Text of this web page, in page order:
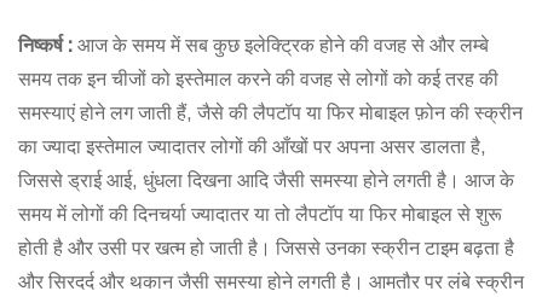
निष्कर्ष : आज के समय में सब कुछ इलेक्ट्रिक होने की वजह से और लम्बे
समय तक इन चीजों को इस्तेमाल करने की वजह से लोगों को कई तरह की
समस्याएं होने लग जाती हैं, जैसे की लैपटॉप या फिर मोबाइल फ़ोन की स्क्रीन
का ज्यादा इस्तेमाल ज्यादातर लोगों की आँखों पर अपना असर डालता है,
जिससे ड्राई आई, धुंधला दिखना आदि जैसी समस्या होने लगती है। आज के
समय में लोगों की दिनचर्या ज्यादातर या तो लैपटॉप या फिर मोबाइल से शुरू
होती है और उसी पर खत्म हो जाती है। जिससे उनका स्क्रीन टाइम बढ़ता है
और सिरदर्द और थकान जैसी समस्या होने लगती है। आमतौर पर लंबे स्‍क्रीन